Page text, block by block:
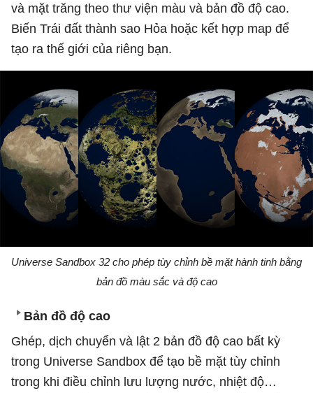
và mặt trăng theo thư viện màu và bản đồ độ cao.
Biến Trái đất thành sao Hỏa hoặc kết hợp map để
tạo ra thế giới của riêng bạn.
Universe Sandbox 32 cho phép tùy chỉnh bề mặt hành tinh bằng
bản đồ màu sắc và độ cao
Bản đồ độ cao
Ghép, dịch chuyển và lật 2 bản đồ độ cao bất kỳ
trong Universe Sandbox để tạo bề mặt tùy chỉnh
trong khi điều chỉnh lưu lượng nước, nhiệt độ…